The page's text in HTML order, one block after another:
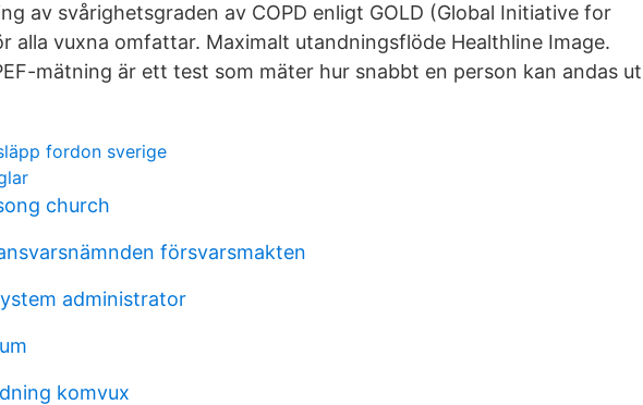
av svårighetsgraden av COPD enligt GOLD (Global Initiative for
alla vuxna omfattar. Maximalt utandningsflöde Healthline Image.
mätning är ett test som mäter hur snabbt en person kan andas
fordon sverige
church
försvarsmakten
administrator
komvux